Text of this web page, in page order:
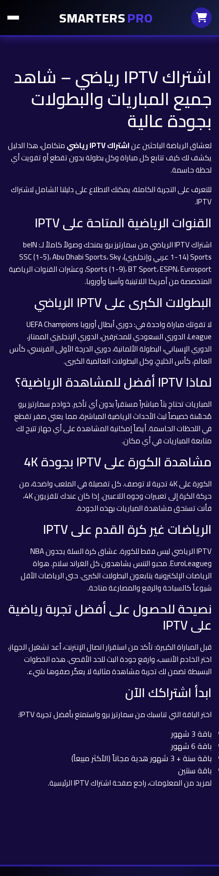
SMARTERSPRO
اشتراك IPTV رياضي – شاهد
جميع المباريات والبطولات
بجودة عالية
لعشاق الرياضة الباحثين عناشتراك IPTV رياضي
متكامل، هذا الدليل
يكشف لك كيف تتابع كل مباراة وكل بطولة بدون تقطع أو تفويت أي
لحظة حاسمة.
للتعرف على التجربة الكاملة، يمكنك الاطلاع علىدليلنا الشامل لاشتراك
IPTV
.
القنوات الرياضية المتاحة على IPTV
اشتراك IPTV الرياضي من سمارترز برو يمنحك وصولاً كاملاً لـ: beIN
Sports (1-14 عربي وإنجليزي)، SSC (1-5)، Abu Dhabi Sports، Sky
Sports (1-9)، BT Sport، ESPN، Eurosport، وعشرات القنوات الرياضية
المتخصصة من أمريكا اللاتينية وآسيا وأوروبا.
البطولات الكبرى على IPTV الرياضي
لا تفوتك مباراة واحدة في: دوري أبطال أوروبا UEFA Champions
League، الدوري السعودي للمحترفين، الدوري الإنجليزي الممتاز،
الدوري الإسباني، البطولة الألمانية، دوري الدرجة الأولى الفرنسي، كأس
العالم، كأس الخليج، وكل البطولات العالمية الكبرى.
لماذا IPTV أفضل للمشاهدة الرياضية؟
المباريات تحتاج بثاً مباشراً مستقراً بدون أي تأخير. خوادم سمارترز برو
مُحسَّنة خصيصاً لبث الأحداث الرياضية المباشرة، مما يعني صفر تقطع
في اللحظات الحاسمة. أيضاً إمكانية المشاهدة على أي جهاز تتيح لك
متابعة المباريات في أي مكان.
مشاهدة الكورة على IPTV بجودة 4K
الكورة على 4K تجربة لا توصف. كل تفصيلة في الملعب واضحة، من
حركة الكرة إلى تعبيرات وجوه اللاعبين. إذا كان عندك تلفزيون 4K،
فأنت تستحق مشاهدة المباريات بهذه الجودة.
الرياضات غير كرة القدم على IPTV
IPTV الرياضي ليس فقط للكورة. عشاق كرة السلة يجدون NBA
وEuroLeague. محبو التنس يشاهدون كل الغراند سلام. هواة
الرياضات الإلكترونية يتابعون البطولات الكبرى. حتى الرياضات الأقل
شيوعاً كالسباحة والرفع والمصارعة متاحة.
نصيحة للحصول على أفضل تجربة رياضية
على IPTV
قبل المباراة الكبيرة: تأكد من استقرار اتصال الإنترنت، أعد تشغيل الجهاز،
اختر الخادم الأنسب، وارفع جودة البث للحد الأقصى. هذه الخطوات
البسيطة تضمن لك تجربة مشاهدة مثالية لا يعكّر صفوها شيء.
ابدأ اشتراكك الآن
اختر الباقة التي تناسبك من سمارترز برو واستمتع بأفضل تجربة IPTV:
باقة 3 شهور
باقة 6 شهور
باقة سنة + 3 شهور هدية مجاناً (الأكثر مبيعاً)
باقة سنتين
لمزيد من المعلومات، راجعصفحة اشتراك IPTV الرئيسية .